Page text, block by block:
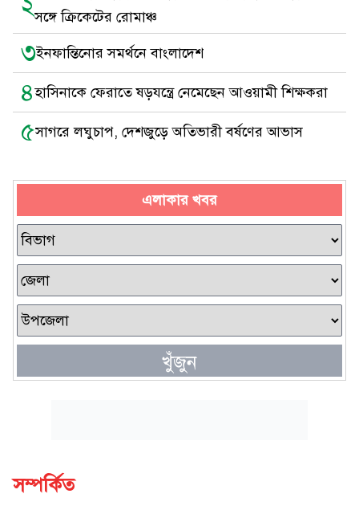
সঙ্গে ক্রিকেটের রোমাঞ্চ
৩ইনফান্তিনোর সমর্থনে বাংলাদেশ
৪হাসিনাকে ফেরাতে ষড়যন্ত্রে নেমেছেন আওয়ামী শিক্ষকরা
৫সাগরে লঘুচাপ, দেশজুড়ে অতিভারী বর্ষণের আভাস
এলাকার খবর
খুঁজুন
সম্পর্কিত